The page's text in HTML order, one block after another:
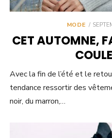
MODE
CET AUTOMNE,
Avec la fin de l’été et le
tendance ressortir des
noir, du marron,…